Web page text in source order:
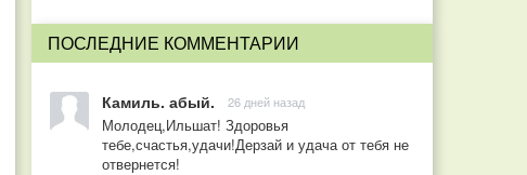
ПОСЛЕДНИЕ КОММЕНТАРИИ
Камиль. абый. 26 дней назад
Молодец,Ильшат! Здоровья
тебе,счастья,удачи!Дерзай и удача от тебя не
отвернется!